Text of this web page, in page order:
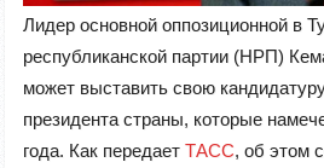
Лидер основной оппозиционной в
республиканской партии (НРП)
может выставить свою
президента страны, которые
года. Как передает ТАСС, об этом